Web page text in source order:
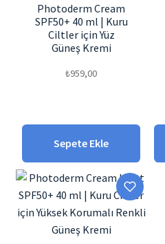
Photoderm Cream
SPF50+ 40 ml | Kuru
Ciltler için Yüz
Güneş Kremi
₺959,00
Sepete Ekle